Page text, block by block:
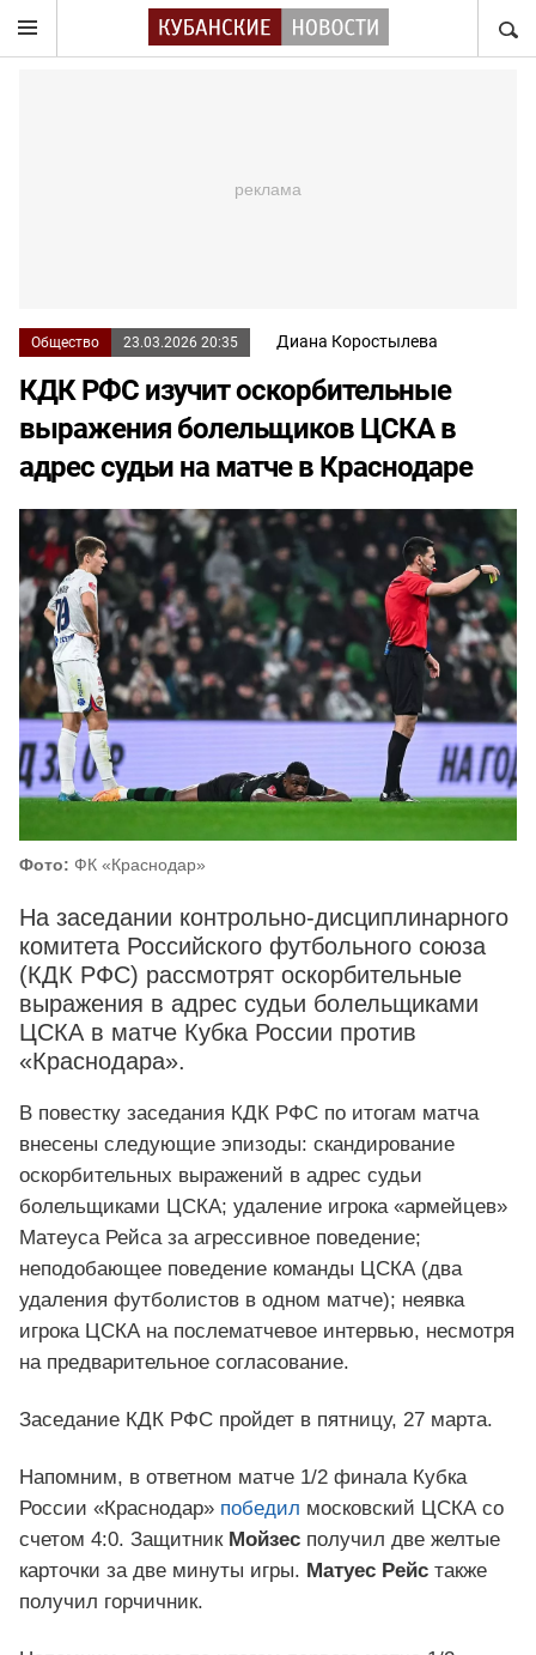
Общество 23.03.2026 20:35 Диана Коростылева
КДК РФС изучит оскорбительные
выражения болельщиков ЦСКА в
адрес судьи на матче в Краснодаре
Фото: ФК «Краснодар»
На заседании контрольно‑дисциплинарного
комитета Российского футбольного союза
(КДК РФС) рассмотрят оскорбительные
выражения в адрес судьи болельщиками
ЦСКА в матче Кубка России против
«Краснодара».
В повестку заседания КДК РФС по итогам матча
внесены следующие эпизоды: скандирование
оскорбительных выражений в адрес судьи
болельщиками ЦСКА; удаление игрока «армейцев»
Матеуса Рейса за агрессивное поведение;
неподобающее поведение команды ЦСКА (два
удаления футболистов в одном матче); неявка
игрока ЦСКА на послематчевое интервью, несмотря
на предварительное согласование.
Заседание КДК РФС пройдет в пятницу, 27 марта.
Напомним, в ответном матче 1/2 финала Кубка
России «Краснодар» победил московский ЦСКА со
счетом 4:0. Защитник Мойзес получил две желтые
карточки за две минуты игры. Матуес Рейс также
получил горчичник.